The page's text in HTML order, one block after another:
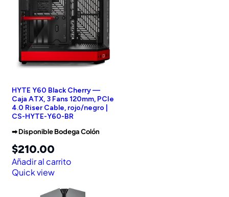
HYTE Y60 Black Cherry —
Caja ATX, 3 Fans 120mm, PCIe
4.0 Riser Cable, rojo/negro |
CS-HYTE-Y60-BR
➡︎ Disponible Bodega Colón
$210.00
Añadir al carrito
Quick view